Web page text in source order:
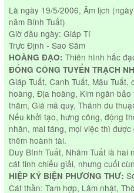
Là ngày 19/5/2006, Âm lịch
năm Bính Tuất)
Giờ đầu ngày: Giáp Tí
Trực Định - Sao Sâm
HOÀNG ĐẠO: Thiên hình hắc
ĐỔNG CÔNG TUYỂN TRẠCH
Giáp Tuất, Canh Tuất, Mậu Tuất,
hoàng, Địa hoàng, Kim ngân
thâm, Giá mã quy, Thánh du
Nếu khởi tạo, hưng công, động
nhân, mai táng, mọi việc thì
thêm hoành tài.
Duy Bính Tuất, Nhâm Tuất là
cát tinh chiếu giải, nhưng cuối
HIỆP KỶ BIỆN PHƯƠNG THƯ:
Cát thần: Tam hợp, Lâm nhật,